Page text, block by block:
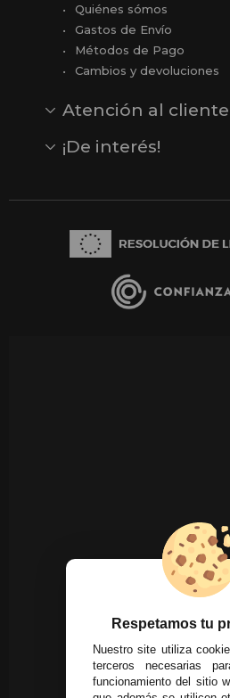
Quiénes sómos
Gastos de Envío
Métodos de Pago
Cambios y devoluciones
Atención al cliente
Opiniones
Reseñas en Google
¡De interés!
Respetamos tu
Nuestro site utiliza
terceros necesarias
funcionamiento del sitio